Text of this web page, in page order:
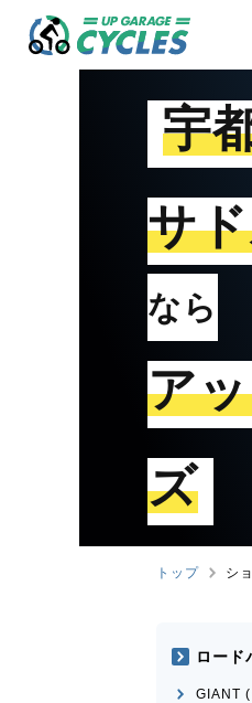
宇
サ
なら
ア
ズ
トップ シ
ロード
GIANT